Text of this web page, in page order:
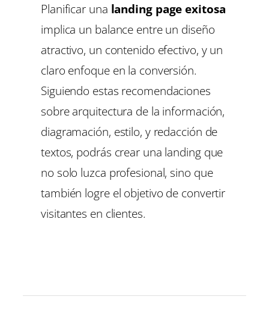
Planificar una landing page exitosa
implica un balance entre un diseño
atractivo, un contenido efectivo, y un
claro enfoque en la conversión.
Siguiendo estas recomendaciones
sobre arquitectura de la información,
diagramación, estilo, y redacción de
textos, podrás crear una landing que
no solo luzca profesional, sino que
también logre el objetivo de convertir
visitantes en clientes.